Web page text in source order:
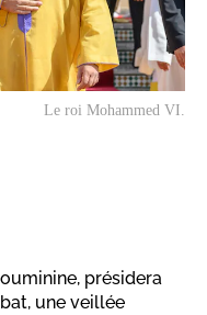
Le roi Mohammed VI.
présidera
une veillée